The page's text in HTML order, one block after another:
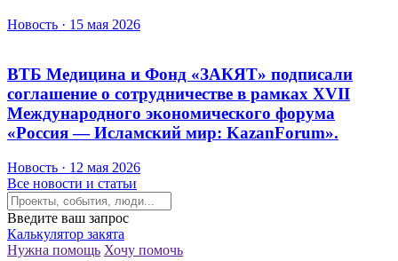
Новость · 15 мая 2026
ВТБ Медицина и Фонд «ЗАКЯТ» подписали
соглашение о сотрудничестве в рамках XVII
Международного экономического форума
«Россия — Исламский мир: KazanForum».
Новость · 12 мая 2026
Все новости и статьи
Введите ваш запрос
Калькулятор закята
Нужна помощь Хочу помочь